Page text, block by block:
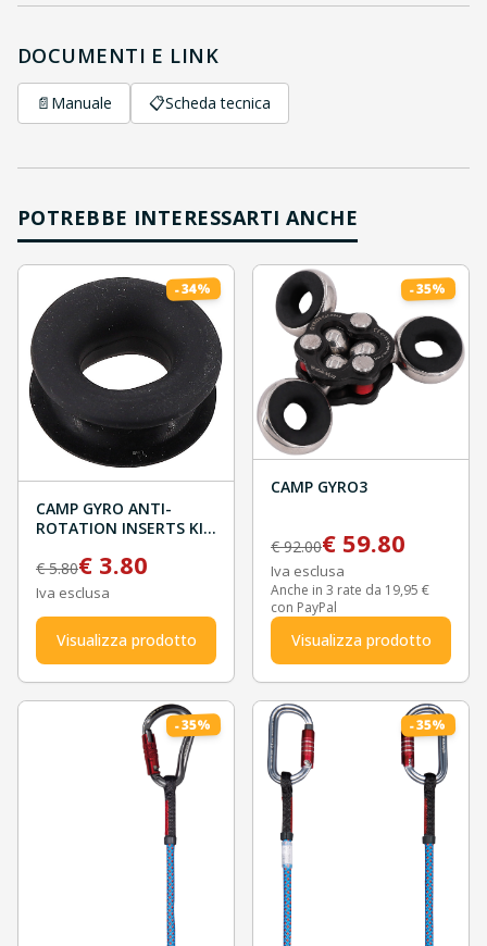
DOCUMENTI E LINK
📄 Manuale 📋Scheda tecnica
POTREBBE INTERESSARTI ANCHE
-34%
CAMP GYRO ANTI-
ROTATION INSERTS KIT
€5.80€ 3.80
Iva esclusa
Visualizza prodotto
-35%
CAMP GYRO3
€92.00€ 59.80
Iva esclusa
Anche in 3 rate da 19,95 €
con PayPal
Visualizza prodotto
-35% -35%